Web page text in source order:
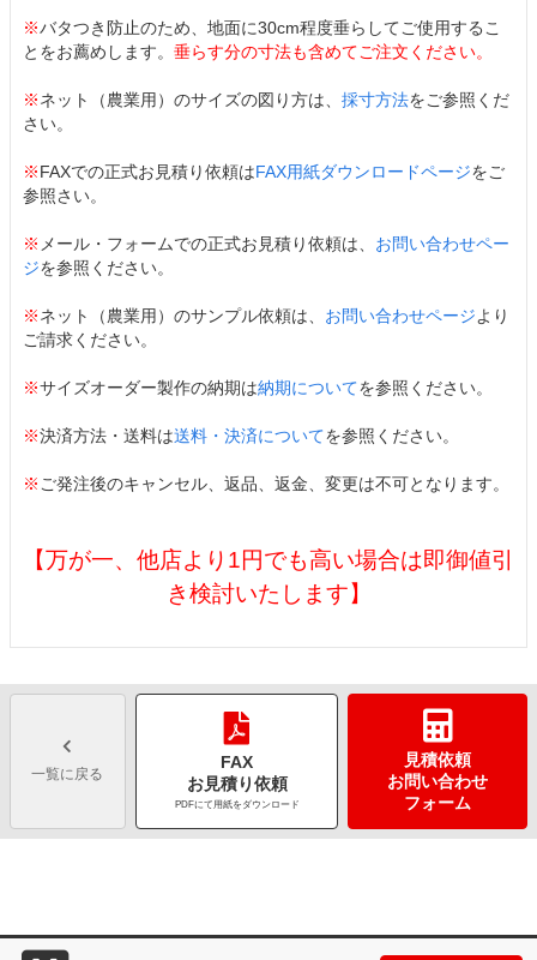
※バタつき防止のため、地面に30cm程度垂らしてご使用するこ
とをお薦めします。 垂らす分の寸法も含めてご注文ください。
※ネット（農業用）のサイズの図り方は、 採寸方法をご参照くだ
さい。
※FAXでの正式お見積り依頼はFAX用紙ダウンロードページをご
参照さい。
※ メール・フォームでの正式お見積り依頼は、 お問い合わせペー
ジを参照ください。
※ネット（農業用）のサンプル依頼は、 お問い合わせページより
ご請求ください。
※サイズオーダー製作の納期は納期についてを参照ください。
※決済方法・送料は送料・決済についてを参照ください。
※ ご発注後のキャンセル、返品、返金、変更は不可となります。
【万が一、他店より1円でも高い場合は即御値引
き検討いたします】
一覧に戻る
FAX
お見積り依頼
PDFにて用紙をダウンロード
見積依頼
お問い合わせ
フォーム